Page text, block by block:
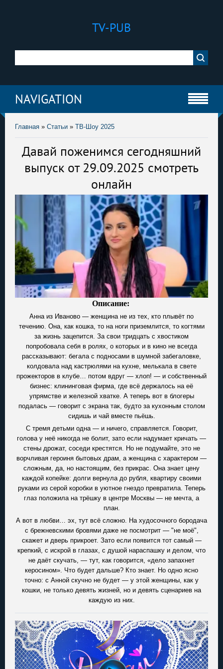
TV-PUB
NAVIGATION
Главная » Статьи » ТВ-Шоу 2025
Давай поженимся сегодняшний
выпуск от 29.09.2025 смотреть
онлайн
Описание:
Анна из Иваново — женщина не из тех, кто плывёт по
течению. Она, как кошка, то на ноги приземлится, то когтями
за жизнь зацепится. За свои тридцать с хвостиком
попробовала себя в ролях, о которых и в кино не всегда
рассказывают: бегала с подносами в шумной забегаловке,
колдовала над кастрюлями на кухне, мелькала в свете
прожекторов в клубе… потом вдруг — хлоп! — и собственный
бизнес: клининговая фирма, где всё держалось на её
упрямстве и железной хватке. А теперь вот в блогеры
подалась — говорит с экрана так, будто за кухонным столом
сидишь и чай вместе пьёшь.
С тремя детьми одна — и ничего, справляется. Говорит,
голова у неё никогда не болит, зато если надумает кричать —
стены дрожат, соседи крестятся. Но не подумайте, это не
ворчливая героиня бытовых драм, а женщина с характером —
сложным, да, но настоящим, без прикрас. Она знает цену
каждой копейке: долги вернула до рубля, квартиру своими
руками из серой коробки в уютное гнездо превратила. Теперь
глаз положила на трёшку в центре Москвы — не мечта, а
план.
А вот в любви… эх, тут всё сложно. На худосочного бородача
с брежневскими бровями даже не посмотрит — "не моё",
скажет и дверь прикроет. Зато если появится тот самый —
крепкий, с искрой в глазах, с душой нараспашку и делом, что
не даёт скучать, — тут, как говорится, «дело запахнет
керосином». Что будет дальше? Кто знает. Но одно ясно
точно: с Анной скучно не будет — у этой женщины, как у
кошки, не только девять жизней, но и девять сценариев на
каждую из них.